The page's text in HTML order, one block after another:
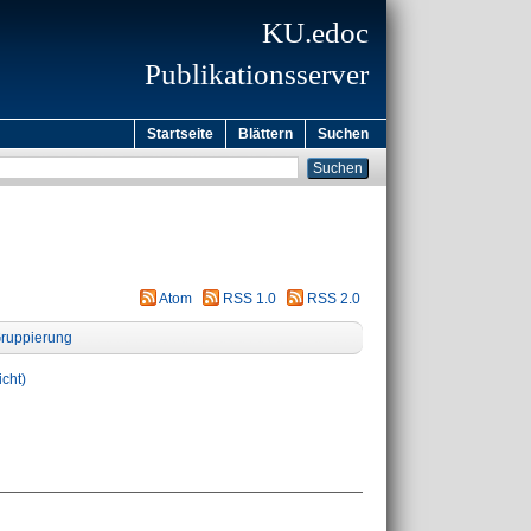
KU.edoc
Publikationsserver
Startseite Blättern Suchen
Atom RSS 1.0 RSS 2.0